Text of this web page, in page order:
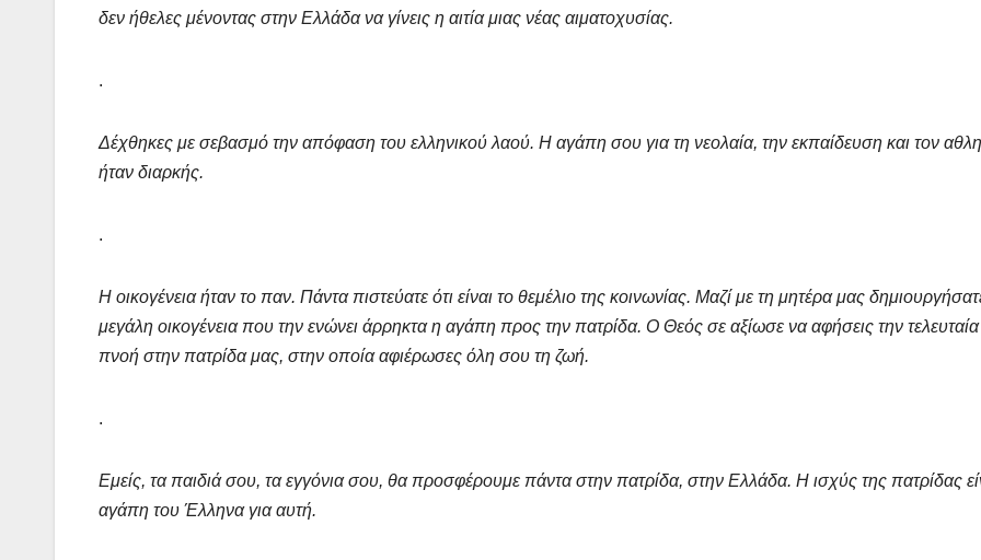
δεν ήθελες μένοντας στην Ελλάδα να γίνεις η αιτία μιας νέας αιματοχυσίας.
.
Δέχθηκες με σεβασμό την απόφαση του ελληνικού λαού. Η αγάπη σου για τη νεολαία, την εκπαίδευση και τον
ήταν διαρκής.
.
Η οικογένεια ήταν το παν. Πάντα πιστεύατε ότι είναι το θεμέλιο της κοινωνίας. Μαζί με τη μητέρα μας
μεγάλη οικογένεια που την ενώνει άρρηκτα η αγάπη προς την πατρίδα. Ο Θεός σε αξίωσε να αφήσεις την
πνοή στην πατρίδα μας, στην οποία αφιέρωσες όλη σου τη ζωή.
.
Εμείς, τα παιδιά σου, τα εγγόνια σου, θα προσφέρουμε πάντα στην πατρίδα, στην Ελλάδα. Η ισχύς της πατρίδας
αγάπη του Έλληνα για αυτή.